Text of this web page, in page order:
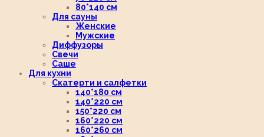
80*140 см
Для сауны
Женские
Мужские
Диффузоры
Свечи
Саше
Для кухни
Скатерти и салфетки
140*180 см
140*220 см
150*220 см
160*220 см
160*260 см